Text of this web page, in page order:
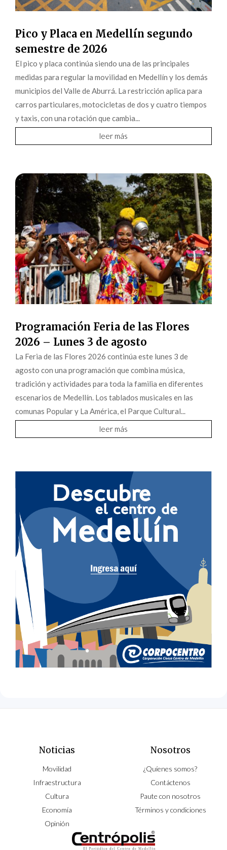
Pico y Placa en Medellín segundo
semestre de 2026
El pico y placa continúa siendo una de las principales
medidas para regular la movilidad en Medellín y los demás
municipios del Valle de Aburrá. La restricción aplica para
carros particulares, motocicletas de dos y cuatro tiempos
y taxis, con una rotación que cambia...
leer más
Programación Feria de las Flores
2026 – Lunes 3 de agosto
La Feria de las Flores 2026 continúa este lunes 3 de
agosto con una programación que combina música,
tradición y actividades para toda la familia en diferentes
escenarios de Medellín. Los tablados musicales en las
comunas Popular y La América, el Parque Cultural...
leer más
Noticias
Movilidad
Infraestructura
Cultura
Economía
Opinión
Nosotros
¿Quíenes somos?
Contáctenos
Paute con nosotros
Términos y condiciones